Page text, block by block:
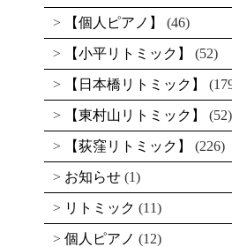
【個人ピアノ】 (46)
【小平リトミック】 (52)
【日本橋リトミック】
【東村山リトミック】 (52)
【荻窪リトミック】 (226)
お知らせ (1)
リトミック (11)
個人ピアノ (12)